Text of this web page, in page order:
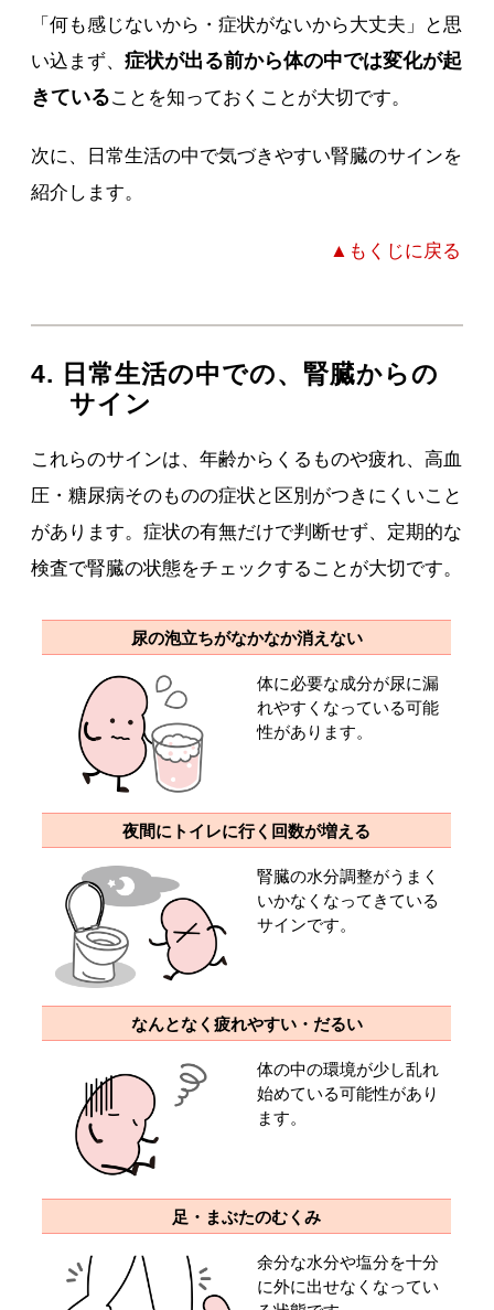
「何も感じないから・症状がないから大丈夫」と思
い込まず、症状が出る前から体の中では変化が起
きていることを知っておくことが大切です。
次に、日常生活の中で気づきやすい腎臓のサインを
紹介します。
▲もくじに戻る
4. 日常生活の中での、腎臓からの
サイン
これらのサインは、年齢からくるものや疲れ、高血
圧・糖尿病そのものの症状と区別がつきにくいこと
があります。症状の有無だけで判断せず、定期的な
検査で腎臓の状態をチェックすることが大切です。
尿の泡立ちがなかなか消えない
体に必要な成分が尿に漏
れやすくなっている可能
性があります。
夜間にトイレに行く回数が増える
腎臓の水分調整がうまく
いかなくなってきている
サインです。
なんとなく疲れやすい・だるい
体の中の環境が少し乱れ
始めている可能性があり
ます。
足・まぶたのむくみ
余分な水分や塩分を十分
に外に出せなくなってい